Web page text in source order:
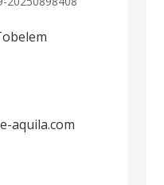
aquila.com